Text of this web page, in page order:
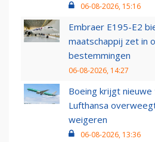
06-08-2026, 15:16
Embraer E195-E2
maatschappij zet in
bestemmingen
06-08-2026, 14:27
Boeing krijgt nieuwe
Lufthansa
weigeren
06-08-2026, 13:36